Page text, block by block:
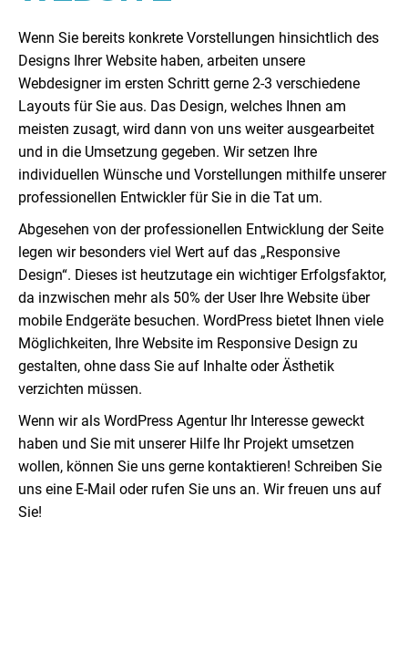
Wenn Sie bereits konkrete Vorstellungen hinsichtlich des
Designs Ihrer Website haben, arbeiten unsere
Webdesigner im ersten Schritt gerne 2-3 verschiedene
Layouts für Sie aus. Das Design, welches Ihnen am
meisten zusagt, wird dann von uns weiter ausgearbeitet
und in die Umsetzung gegeben. Wir setzen Ihre
individuellen Wünsche und Vorstellungen mithilfe unserer
professionellen Entwickler für Sie in die Tat um.
Abgesehen von der professionellen Entwicklung der Seite
legen wir besonders viel Wert auf das „Responsive
Design“. Dieses ist heutzutage ein wichtiger Erfolgsfaktor,
da inzwischen mehr als 50% der User Ihre Website über
mobile Endgeräte besuchen. WordPress bietet Ihnen viele
Möglichkeiten, Ihre Website im Responsive Design zu
gestalten, ohne dass Sie auf Inhalte oder Ästhetik
verzichten müssen.
Wenn wir als WordPress Agentur Ihr Interesse geweckt
haben und Sie mit unserer Hilfe Ihr Projekt umsetzen
wollen, können Sie uns gerne kontaktieren! Schreiben Sie
uns eine E-Mail oder rufen Sie uns an. Wir freuen uns auf
Sie!